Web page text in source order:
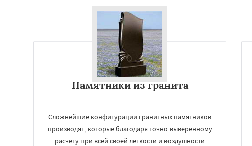
Памятники из гранита
Сложнейшие конфигурации гранитных памятников
производят, которые благодаря точно выверенному
расчету при всей своей легкости и воздушности